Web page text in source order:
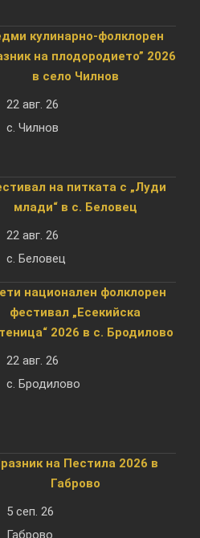
кулинарно-фолклорен
на плодородието” 2026
в село Чилнов
22 авг. 26
с. Чилнов
на питката с „Луди
млади“ в с. Беловец
22 авг. 26
с. Беловец
национален фолклорен
фестивал „Есекийска
2026 в с. Бродилово
22 авг. 26
с. Бродилово
на Пестила 2026 в
Габрово
5 сеп. 26
Габрово